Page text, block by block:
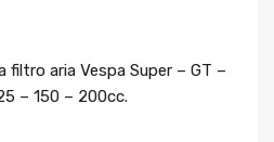
aria Vespa Super – GT –
– 150 – 200cc.